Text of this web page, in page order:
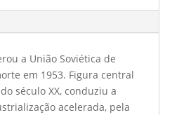
a União Soviética de
em 1953. Figura central
século XX, conduziu a
acelerada, pela